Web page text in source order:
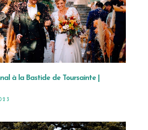
à la Bastide de Toursainte |